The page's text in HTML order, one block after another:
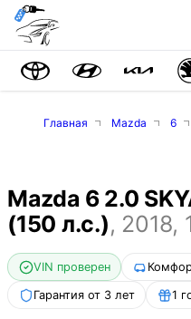
Главная Mazda 6
Mazda 6 2.0
(150 л.с.), 2018,
VIN проверен
Гарантия от 3 лет 1